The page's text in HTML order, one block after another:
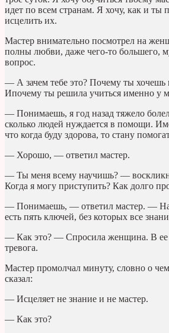
идет по всем странам. Я хочу, как и ты
исцелить их.
Мастер внимательно посмотрел на
полны любви, даже чего-то большего,
вопрос.
— А зачем тебе это? Почему ты хочешь
Ипочему ты решила учиться именно у
— Понимаешь, я год назад тяжело
сколько людей нуждается в помощи.
что когда буду здорова, то стану
— Хорошо, — ответил мастер.
— Ты меня всему научишь? —
Когда я могу приступить? Как долго
— Понимаешь, — ответил мастер. — На
есть пять ключей, без которых все
— Как это? — Спросила женщина. В ее
тревога.
Мастер промолчал минуту, словно о
сказал:
— Исцеляет не знание и не мастер.
— Как это?